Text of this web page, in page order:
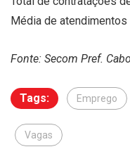
Média de
Fonte: Secom Pref.
Tags: Emprego
Vagas